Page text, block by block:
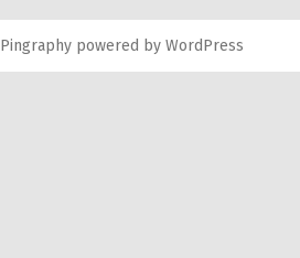
Pingraphy powered by WordPress